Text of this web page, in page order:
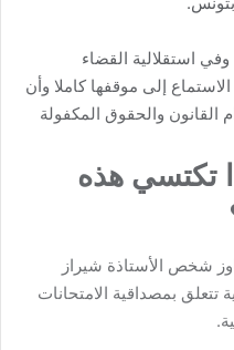
استقلالية القضاء
إلى موقفها كاملا وأن
القانون والحقوق المكفولة
تكتسي هذه
شخص الأستاذة شيراز
بمصداقية الامتحانات